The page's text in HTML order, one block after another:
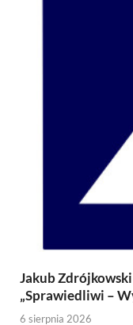
Jakub
„Sprawiedliwi –
6 sierpnia 2026